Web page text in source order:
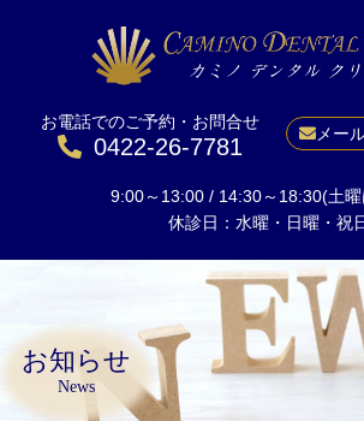
お電話でのご予約・お問合せ
0422-26-7781 メー
9:00～13:00 / 14:30～18:30(土
休診日：水曜・日曜・祝
お知らせ
News
当院について
一般歯科
予防
小児矯正
成人矯正